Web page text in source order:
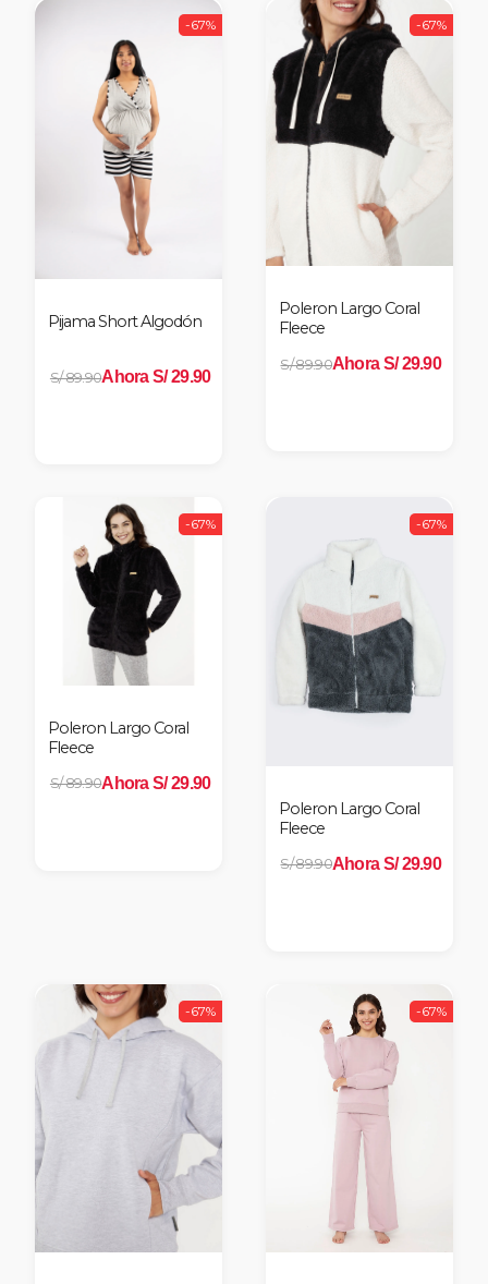
-67%
Pijama Short Algodón
S/ 89.90Ahora S/ 29.90
-67%
Poleron Largo Coral
Fleece
S/ 89.90Ahora S/ 29.90
-67%
Poleron Largo Coral
Fleece
S/ 89.90Ahora S/ 29.90
-67%
Poleron Largo Coral
Fleece
S/ 89.90Ahora S/ 29.90
-67% -67%